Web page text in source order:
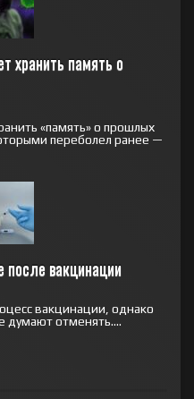
хранить память о
«память» о прошлых
переболел ранее —
вакцинации
вакцинации, однако
отменять....